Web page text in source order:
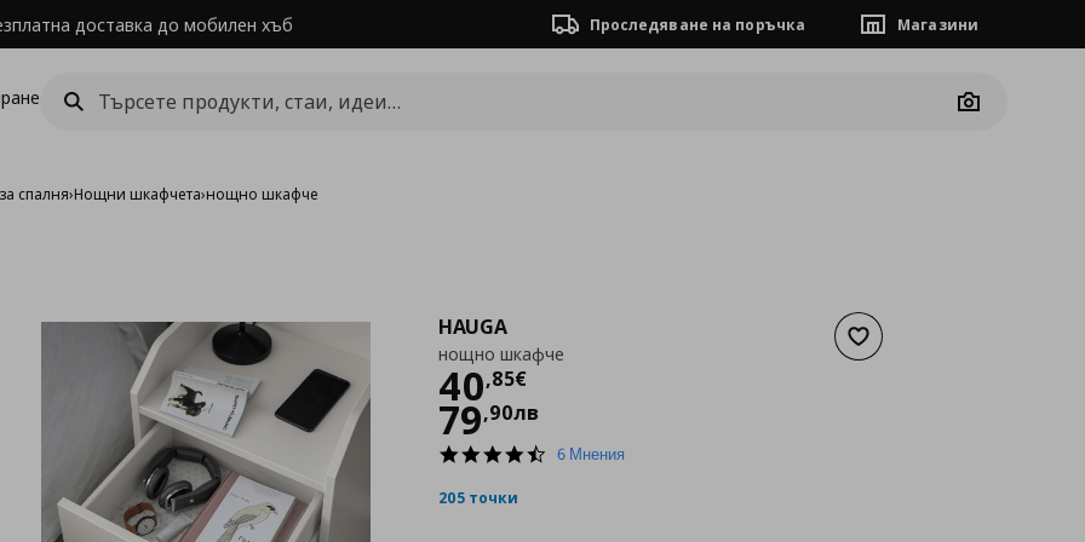
доставка до мобилен хъб Проследяване на поръчка Магазини
Camera
спалня›Нощни шкафчета›нощно шкафче
Добави към списъка с
HAUGA
нощно шкафче
40,85€
Цена
79,90лв
4.3
6 Мнения
205 точки